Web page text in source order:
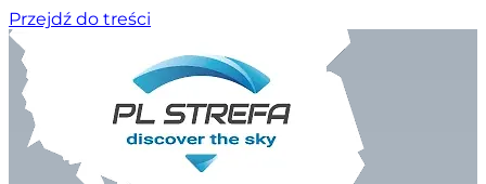
Przejdź do treści